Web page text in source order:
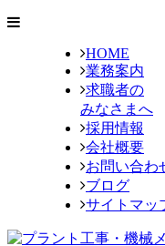
HOME
業務案内
求職者の
みなさまへ
採用情報
会社概要
お問い合わ
ブログ
サイトマッ